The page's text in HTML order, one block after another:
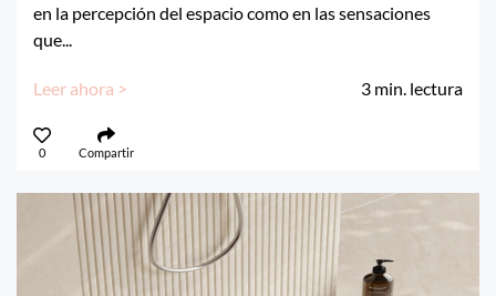
en la percepción del espacio como en las sensaciones
que...
Leer ahora > 3 min. lectura
0 Compartir